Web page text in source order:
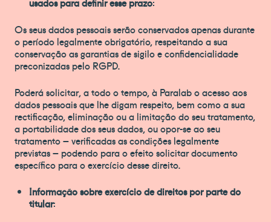
Os seus dados pessoais serão conservados apenas durante
o período legalmente obrigatório, respeitando a sua
conservação as garantias de sigilo e confidencialidade
preconizadas pelo RGPD.
Poderá solicitar, a todo o tempo, à Paralab o acesso aos
dados pessoais que lhe digam respeito, bem como a sua
rectificação, eliminação ou a limitação do seu tratamento,
a portabilidade dos seus dados, ou opor-se ao seu
tratamento – verificadas as condições legalmente
previstas – podendo para o efeito solicitar documento
específico para o exercício desse direito.
Informação sobre exercício de direitos por parte do
titular: